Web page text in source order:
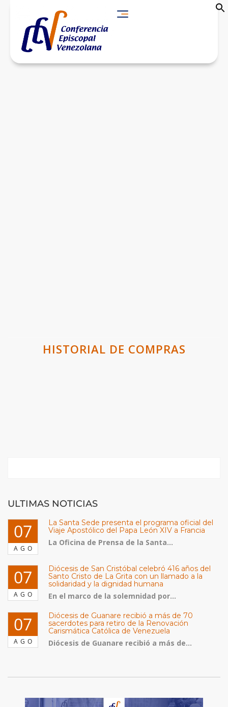
HISTORIAL DE COMPRAS
ULTIMAS NOTICIAS
07
AGO
La Santa Sede presenta el programa oficial del
Viaje Apostólico del Papa León XIV a Francia
La Oficina de Prensa de la Santa...
07
AGO
Diócesis de San Cristóbal celebró 416 años del
Santo Cristo de La Grita con un llamado a la
solidaridad y la dignidad humana
En el marco de la solemnidad por...
07
AGO
Diócesis de Guanare recibió a más de 70
sacerdotes para retiro de la Renovación
Carismática Católica de Venezuela
Diócesis de Guanare recibió a más de...